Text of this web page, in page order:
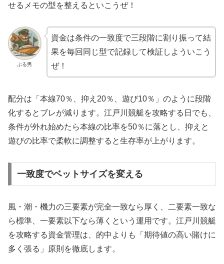
せるメモの型を整えるといこうぜ！
ぶる男
資金は条件の一致度で三段階に割り振って結
果を毎回同じ型で記録して検証しよういこう
ぜ！
配分は「本線70％、抑え20％、遊び10％」のように段階
化するとブレが減ります。江戸川競艇を攻略する日でも、
条件が外れ始めたら本線の比率を50％に落とし、抑えと
遊びの比率で柔軟に調整すると生存率が上がります。
一致度でベットサイズを変える
風・潮・機力の三要素が完全一致なら厚く、二要素一致な
ら標準、一要素以下なら薄くという運用です。江戸川競艇
を攻略する資金管理は、的中よりも「期待値の高い賭けに
多く張る」原則を徹底します。